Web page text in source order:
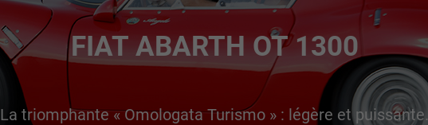
FIAT ABARTH OT 1300
La triomphante « Omologata Turismo » : légère et puissante.